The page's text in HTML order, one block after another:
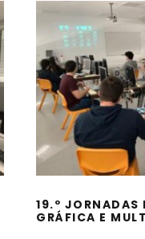
19.º
E
19.º JORNADAS
GRÁFICA E